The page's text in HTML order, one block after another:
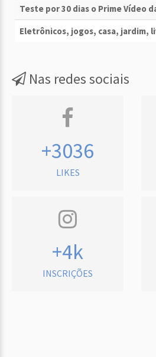
Teste por 30 dias o Prime Vídeo
Eletrônicos, jogos, casa, jardim,
Nas redes sociais
+3036
LIKES
+4k
INSCRIÇÕES